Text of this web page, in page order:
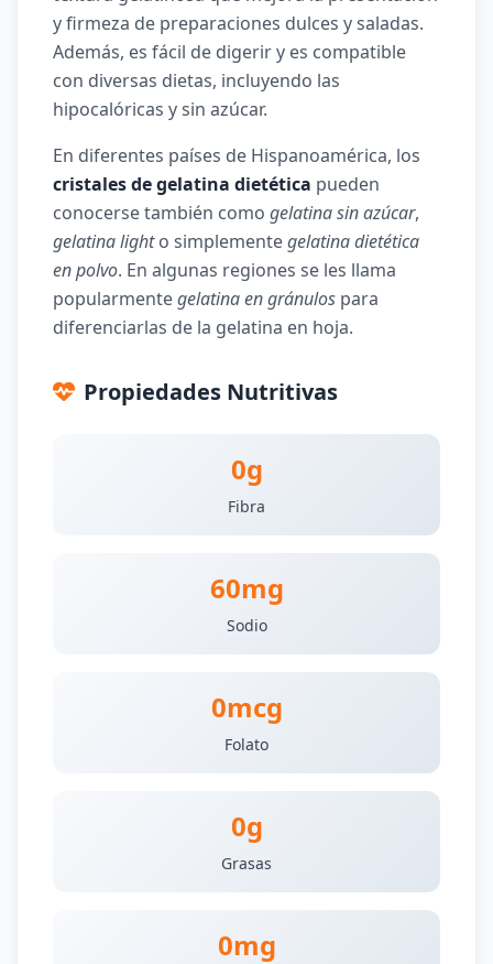
y firmeza de preparaciones dulces y saladas.
Además, es fácil de digerir y es compatible
con diversas dietas, incluyendo las
hipocalóricas y sin azúcar.
En diferentes países de Hispanoamérica, los
cristales de gelatina dietética pueden
conocerse también como gelatina sin azúcar,
gelatina lighto simplementegelatina dietética
en polvo. En algunas regiones se les llama
popularmentegelatina en gránulos para
diferenciarlas de la gelatina en hoja.
Propiedades Nutritivas
0g
Fibra
60mg
Sodio
0mcg
Folato
0g
Grasas
0mg